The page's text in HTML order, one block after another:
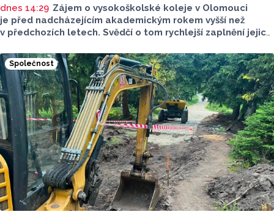
dnes 14:29 Zájem o vysokoškolské koleje v Olomouci
je před nadcházejícím akademickým rokem vyšší než
v předchozích letech. Svědčí o tom rychlejší zaplnění jejich
ČTK mluvčí Univerzity Palackého (UP) v Olomouci Egon
Havrlant. Celková kapacita lůžek na kolejích je letos
zhruba 4300, o dalších přibližně 500 míst se tento počet
navýší příští rok po přestavbě bloku kolejí J. L. Fischera,
doplnil mluvčí.
Společnost